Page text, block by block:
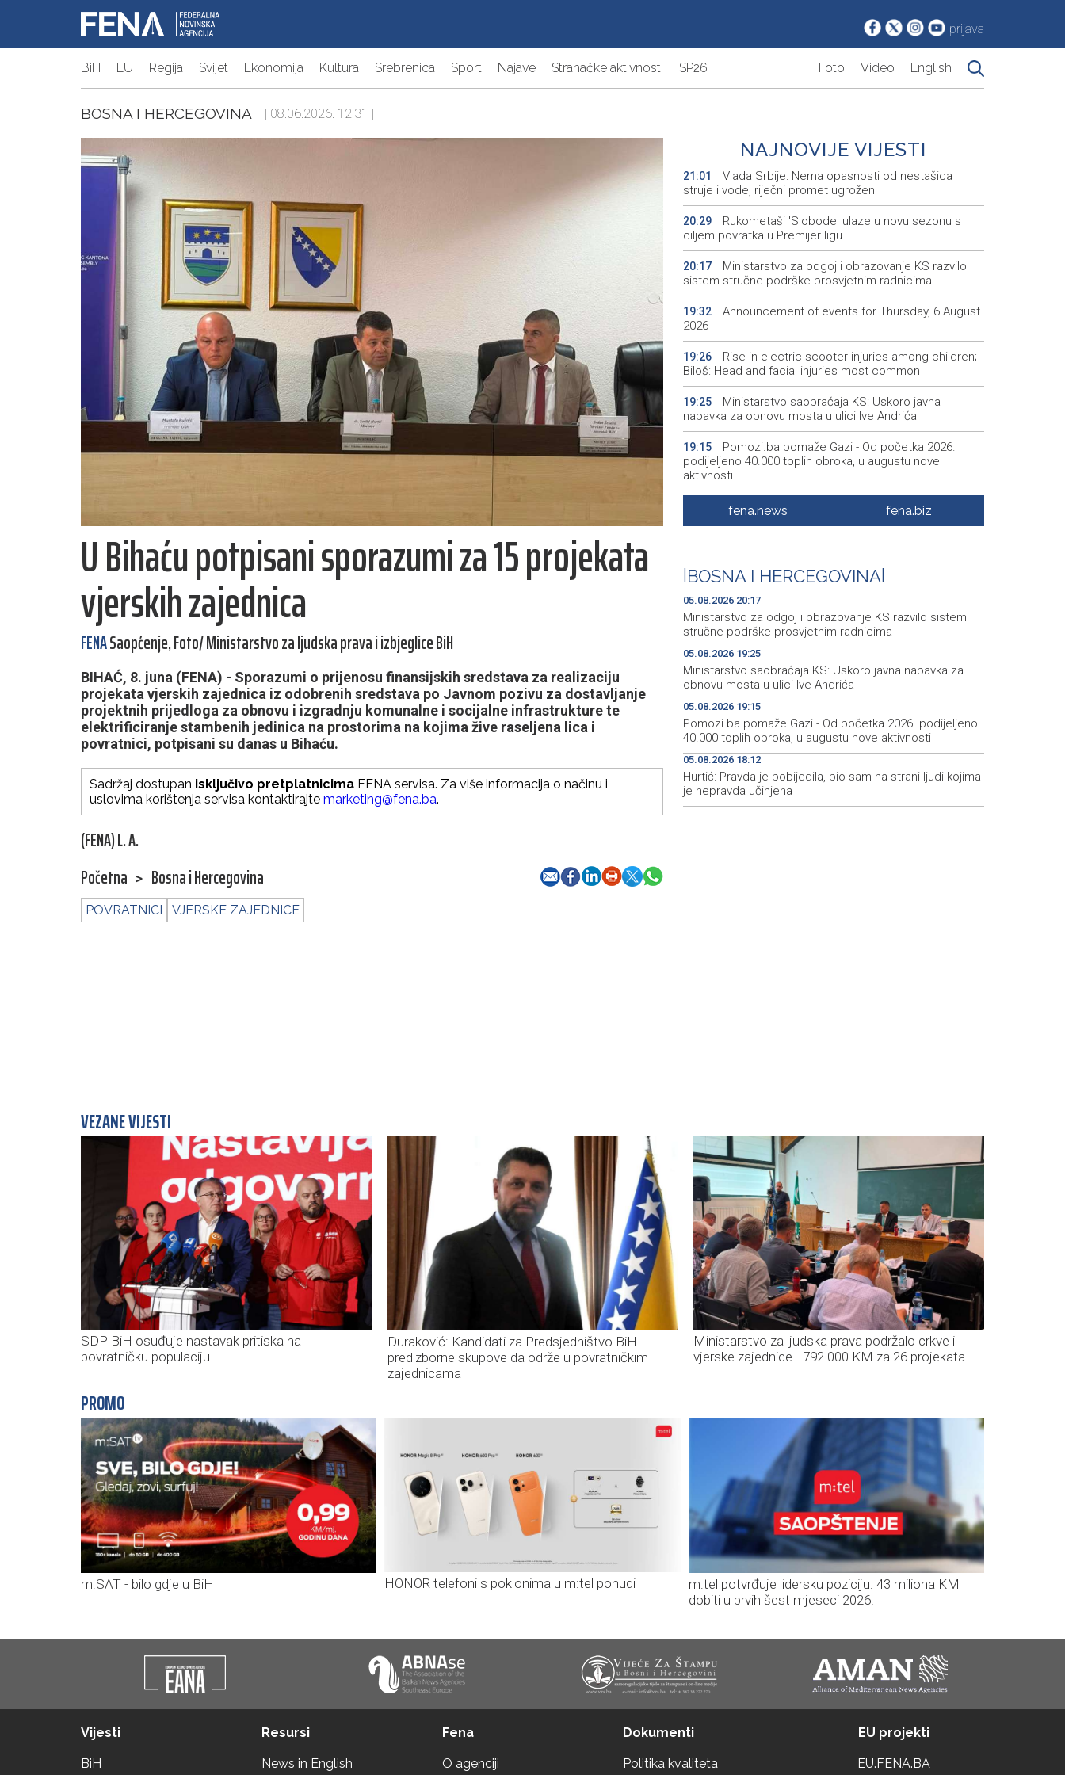
prijava
BiH EU Regija Svijet Ekonomija Kultura Srebrenica Sport Najave Stranačke aktivnosti SP26 Foto Video English
BOSNA I HERCEGOVINA | 08.06.2026. 12:31 |
U Bihaću potpisani sporazumi za 15 projekata
vjerskih zajednica
FENASaopćenje, Foto/ Ministarstvo za ljudska prava i izbjeglice BiH
BIHAĆ, 8. juna (FENA) - Sporazumi o prijenosu finansijskih sredstava za realizaciju
projekata vjerskih zajednica iz odobrenih sredstava po Javnom pozivu za dostavljanje
projektnih prijedloga za obnovu i izgradnju komunalne i socijalne infrastrukture te
elektrificiranje stambenih jedinica na prostorima na kojima žive raseljena lica i
povratnici, potpisani su danas u Bihaću.
Sadržaj dostupan isključivo pretplatnicima FENA servisa. Za više informacija o načinu i
uslovima korištenja servisa kontaktirajte marketing@fena.ba.
(FENA) L. A.
Početna > Bosna i Hercegovina
POVRATNICI VJERSKE ZAJEDNICE
NAJNOVIJE VIJESTI
21:01
Vlada Srbije: Nema opasnosti od nestašica
struje i vode, riječni promet ugrožen
20:29
Rukometaši 'Slobode' ulaze u novu sezonu s
ciljem povratka u Premijer ligu
20:17
Ministarstvo za odgoj i obrazovanje KS razvilo
sistem stručne podrške prosvjetnim radnicima
19:32
Announcement of events for Thursday, 6 August
2026
19:26
Rise in electric scooter injuries among children;
Biloš: Head and facial injuries most common
19:25
Ministarstvo saobraćaja KS: Uskoro javna
nabavka za obnovu mosta u ulici Ive Andrića
19:15
Pomozi.ba pomaže Gazi - Od početka 2026.
podijeljeno 40.000 toplih obroka, u augustu nove
aktivnosti
Conference on representation of constituent
predstavljanjem kozmetike
19:05
Prosecutor's Office indicts former Court of BiH
employee for alleged embezzlement
fena.news fena.biz
BOSNA I HERCEGOVINA
05.08.2026 20:17
Ministarstvo za odgoj i obrazovanje KS razvilo sistem
stručne podrške prosvjetnim radnicima
05.08.2026 19:25
Ministarstvo saobraćaja KS: Uskoro javna nabavka za
obnovu mosta u ulici Ive Andrića
05.08.2026 19:15
Pomozi.ba pomaže Gazi - Od početka 2026. podijeljeno
40.000 toplih obroka, u augustu nove aktivnosti
05.08.2026 18:12
Hurtić: Pravda je pobijedila, bio sam na strani ljudi kojima
je nepravda učinjena
VEZANE VIJESTI
SDP BiH osuđuje nastavak pritiska na
povratničku populaciju
Duraković: Kandidati za Predsjedništvo BiH
predizborne skupove da održe u povratničkim
zajednicama
Ministarstvo za ljudska prava podržalo crkve i
vjerske zajednice - 792.000 KM za 26 projekata
PROMO
m:SAT - bilo gdje u BiH HONOR telefoni s poklonima u m:tel ponudi
m:tel potvrđuje lidersku poziciju: 43 miliona KM
dobiti u prvih šest mjeseci 2026.
Vijesti
BiH
Resursi
News in English
Fena
O agenciji
Dokumenti
Politika kvaliteta
EU projekti
EU.FENA.BA